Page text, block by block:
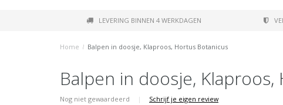
LEVERING BINNEN 4 WERKDAGEN
Home / Balpen in doosje, Klaproos, Hortus Botanicus
Balpen in doosje,
Nog niet gewaardeerd | Schrijf je eigen review